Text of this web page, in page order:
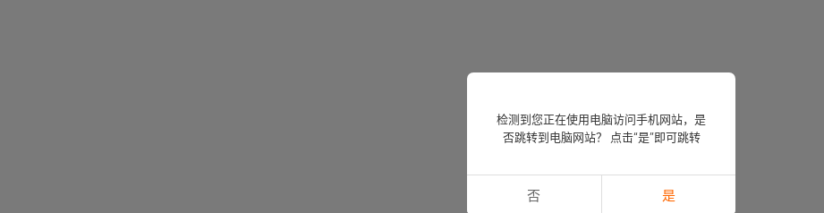
检测到您正在使用电脑访问手机网站，是
否跳转到电脑网站？ 点击“是”即可跳转
否 是